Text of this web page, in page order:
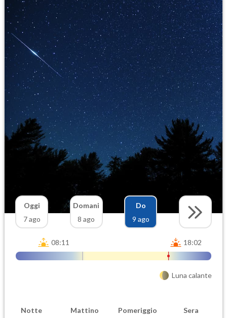
Oggi
7 ago
Domani
8 ago
Do
9 ago
08:11 18:02
Luna calante
Notte Mattino Pomeriggio Sera